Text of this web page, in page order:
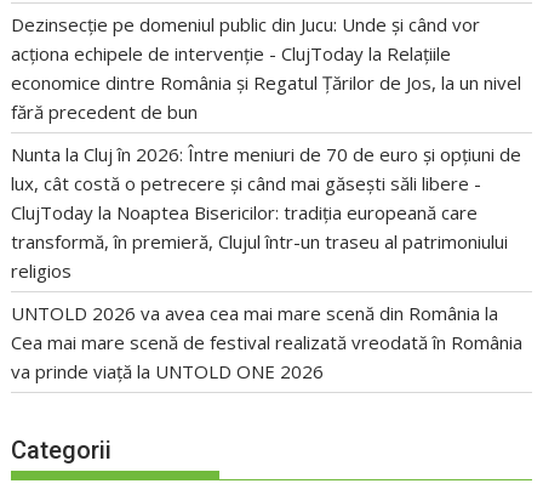
Dezinsecție pe domeniul public din Jucu: Unde și când vor
acționa echipele de intervenție - ClujToday la Relațiile
economice dintre România și Regatul Țărilor de Jos, la un nivel
fără precedent de bun
Nunta la Cluj în 2026: Între meniuri de 70 de euro și opțiuni de
lux, cât costă o petrecere și când mai găsești săli libere -
ClujToday la Noaptea Bisericilor: tradiția europeană care
transformă, în premieră, Clujul într-un traseu al patrimoniului
religios
UNTOLD 2026 va avea cea mai mare scenă din România la
Cea mai mare scenă de festival realizată vreodată în România
va prinde viață la UNTOLD ONE 2026
Categorii